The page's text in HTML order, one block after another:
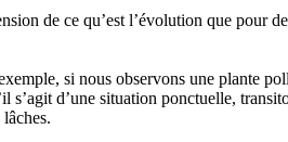
de ce qu’est l’évolution que
si nous observons une plante
d’une situation ponctuelle,